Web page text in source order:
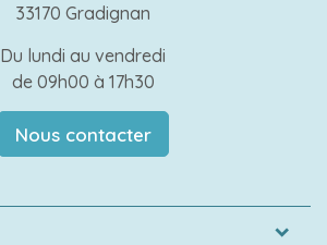
33170 Gradignan
Du lundi au vendredi
de 09h00 à 17h30
Nous contacter